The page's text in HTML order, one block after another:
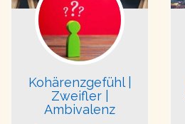
Kohärenzgefühl |
Zweifler |
Ambivalenz